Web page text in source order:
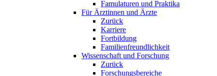
Famulaturen und Praktika
Für Ärztinnen und Ärzte
Zurück
Karriere
Fortbildung
Familienfreundlichkeit
Wissenschaft und Forschung
Zurück
Forschungsbereiche